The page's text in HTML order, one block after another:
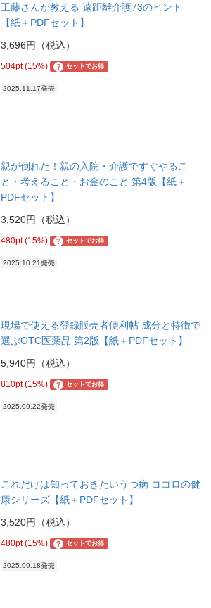
工藤さんが教える 遠距離介護73のヒント
【紙＋PDFセット】
3,696円（税込）
504pt (15%) ? セットでお得
2025.11.17発売
親が倒れた！親の入院・介護ですぐやるこ
と・考えること・お金のこと 第4版【紙＋
PDFセット】
3,520円（税込）
480pt (15%) ? セットでお得
2025.10.21発売
現場で使える登録販売者便利帖 成分と特徴で
選ぶOTC医薬品 第2版【紙＋PDFセット】
5,940円（税込）
810pt (15%) ? セットでお得
2025.09.22発売
これだけは知っておきたいうつ病 ココロの健
康シリーズ【紙＋PDFセット】
3,520円（税込）
480pt (15%) ? セットでお得
2025.09.18発売